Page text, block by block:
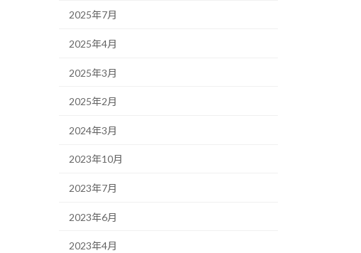
2025年7月
2025年4月
2025年3月
2025年2月
2024年3月
2023年10月
2023年7月
2023年6月
2023年4月